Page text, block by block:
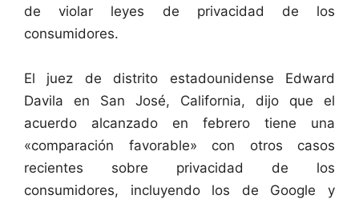
de violar leyes de privacidad de los
consumidores.
El juez de distrito estadounidense Edward
Davila en San José, California, dijo que el
acuerdo alcanzado en febrero tiene una
«comparación favorable» con otros casos
recientes sobre privacidad de los
consumidores, incluyendo los de Google y